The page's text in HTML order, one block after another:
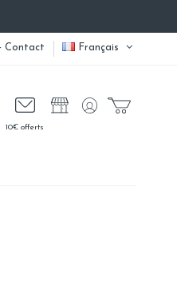
Contact Français
10€ offerts